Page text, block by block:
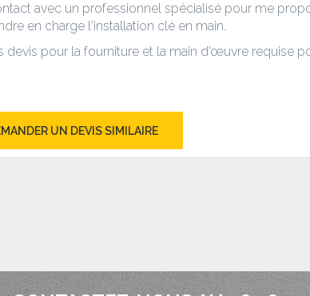
avec un professionnel spécialisé pour me
en charge l'installation clé en main.
pour la fourniture et la main d’œuvre requise
UN DEVIS SIMILAIRE